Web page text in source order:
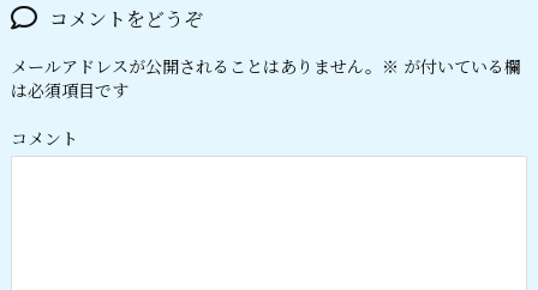
コメントをどうぞ
メールアドレスが公開されることはありません。 ※ が付いている欄
は必須項目です
コメント